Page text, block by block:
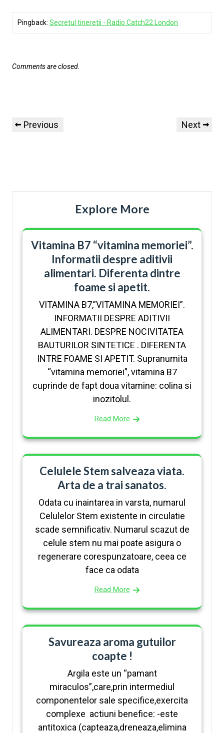
Pingback: Secretul tineretii - Radio Catch22 London
Comments are closed.
Previous Next
Explore More
Vitamina B7 “vitamina memoriei”.
Informatii despre aditivii
alimentari. Diferenta dintre
foame si apetit.
VITAMINA B7,”VITAMINA MEMORIEI”.
INFORMATII DESPRE ADITIVII
ALIMENTARI. DESPRE NOCIVITATEA
BAUTURILOR SINTETICE . DIFERENTA
INTRE FOAME SI APETIT. Supranumita
“vitamina memoriei”, vitamina B7
cuprinde de fapt doua vitamine: colina si
inozitolul.
Read More
Celulele Stem salveaza viata.
Arta de a trai sanatos.
Odata cu inaintarea in varsta, numarul
Celulelor Stem existente in circulatie
scade semnificativ. Numarul scazut de
celule stem nu mai poate asigura o
regenerare corespunzatoare, ceea ce
face ca odata
Read More
Savureaza aroma gutuilor
coapte !
Argila este un “pamant
miraculos”,care,prin intermediul
componentelor sale specifice,exercita
complexe actiuni benefice: -este
antitoxica (capteaza,dreneaza,elimina